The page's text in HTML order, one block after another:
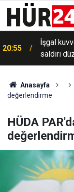
20:55
İşgal
saldırı
Anasayfa
değerlendirme
HÜDA